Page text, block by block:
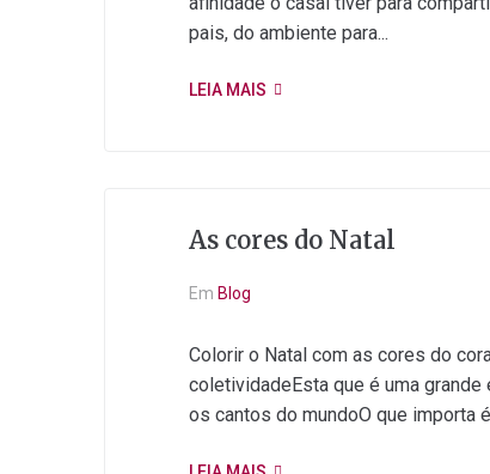
pais, do ambiente para...
LEIA MAIS
As cores do Natal
Em Blog
Colorir o Natal com as cores do
coletividadeEsta que é uma
os cantos do mundoO que importa é